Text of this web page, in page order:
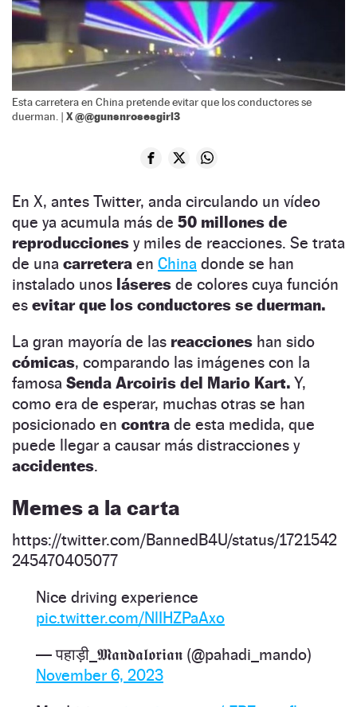
Esta carretera en China pretende evitar que los conductores se
duerman. | X @@gunsnrosesgirl3
En X, antes Twitter, anda circulando un vídeo
que ya acumula más de 50 millones de
reproducciones y miles de reacciones. Se trata
de una carretera en China donde se han
instalado unos láseres de colores cuya función
es evitar que los conductores se duerman.
La gran mayoría de las reacciones han sido
cómicas, comparando las imágenes con la
famosa Senda Arcoiris del Mario Kart. Y,
como era de esperar, muchas otras se han
posicionado en contra de esta medida, que
puede llegar a causar más distracciones y
accidentes.
Memes a la carta
https://twitter.com/BannedB4U/status/1721542
245470405077
Nice driving experience
pic.twitter.com/NlIHZPaAxo
— पहाड़ी_𝕸𝖆𝖓𝖉𝖆𝖑𝖔𝖗𝖎𝖆𝖓 (@pahadi_mando)
November 6, 2023